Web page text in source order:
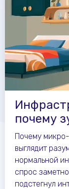
почему
микро-
Почему
выглядит
нормальной
спрос
подстегнул